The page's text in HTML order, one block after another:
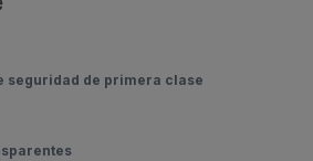
seguridad de primera clase